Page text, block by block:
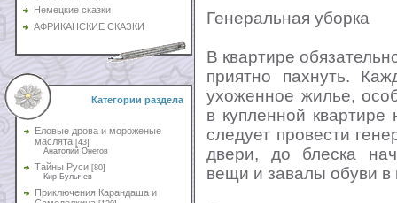
Немецкие сказки
АФРИКАНСКИЕ СКАЗКИ
Категории раздела
Еловые дрова и мороженые
маслята [43]
Анатолий Онегов
Тайны Руси [80]
Кир Булычев
Приключения Карандаша и
Генеральная уборка
В квартире
приятно пахнуть.
ухоженное жилье,
в купленной
следует провести
двери, до блеска
вещи и завалы обуви в